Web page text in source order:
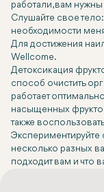
работали, вам
Слушайте свое
необходимости
Для достижения
Wellcome.
Детоксикация
способ очистить
работает
насыщенных
также
Экспериментируйте
несколько разных
подходит вам и что